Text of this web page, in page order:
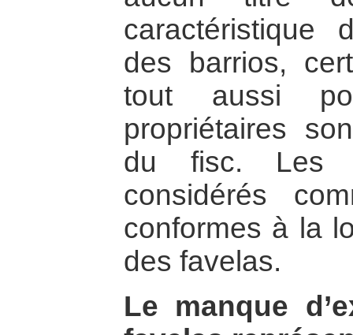
caractéristique
des barrios,
tout aussi
propriétaires
du fisc. Les
considérés
conformes à la
des favelas.
Le manque